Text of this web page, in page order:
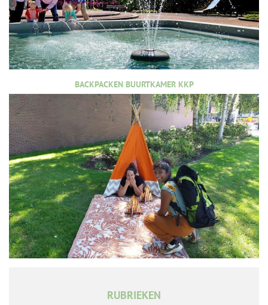
BACKPACKEN BUURTKAMER KKP
RUBRIEKEN